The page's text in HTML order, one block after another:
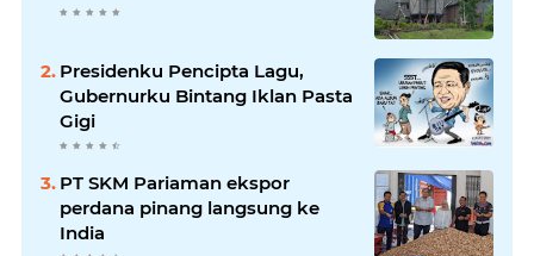
Presidenku Pencipta Lagu,
Gubernurku Bintang Iklan Pasta
Gigi
PT SKM Pariaman ekspor
perdana pinang langsung ke
India